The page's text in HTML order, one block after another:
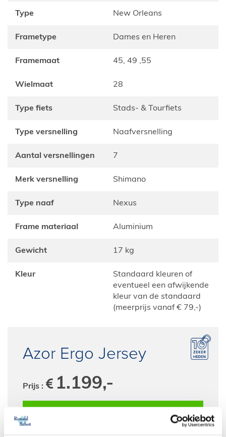
Type New Orleans
Frametype Dames en Heren
Framemaat 45, 49 ,55
Wielmaat 28
Type fiets Stads- & Tourfiets
Type versnelling Naafversnelling
Aantal versnellingen 7
Merk versnelling Shimano
Type naaf Nexus
Frame materiaal Aluminium
Gewicht 17 kg
Kleur
Standaard kleuren of
eventueel een afwijkende
kleur van de standaard
(meerprijs vanaf € 79,-)
Azor Ergo Jersey
Prijs : 1.199,-
Bestel deze fiets